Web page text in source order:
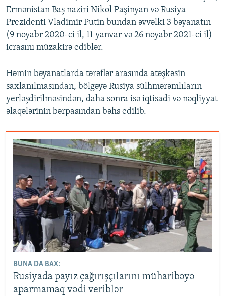
Ermənistan Baş naziri Nikol Paşinyan və Rusiya
Prezidenti Vladimir Putin bundan əvvəlki 3 bəyanatın
(9 noyabr 2020-ci il, 11 yanvar və 26 noyabr 2021-ci il)
icrasını müzakirə ediblər.
Həmin bəyanatlarda tərəflər arasında atəşkəsin
saxlanılmasından, bölgəyə Rusiya sülhmərəmlıların
yerləşdirilməsindən, daha sonra isə iqtisadi və nəqliyyat
əlaqələrinin bərpasından bəhs edilib.
BUNA DA BAX:
Rusiyada payız çağırışçılarını müharibəyə
aparmamaq vədi veriblər